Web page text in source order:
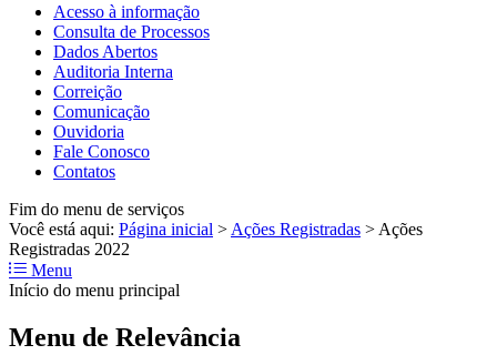
Acesso à informação
Consulta de Processos
Dados Abertos
Auditoria Interna
Correição
Comunicação
Ouvidoria
Fale Conosco
Contatos
Fim do menu de serviços
Você está aqui: Página inicial > Ações Registradas > Ações
Registradas 2022
Menu
Início do menu principal
Menu de Relevância